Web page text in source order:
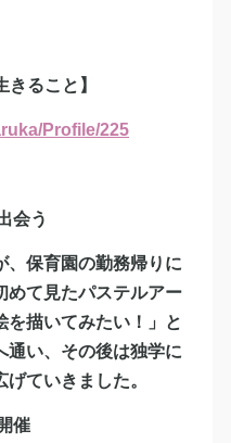
ること】
Profile/225
会う
、保育園の勤務帰りに
めて見たパステルアー
を描いてみたい！」と
通い、その後は独学に
ていきました。
催